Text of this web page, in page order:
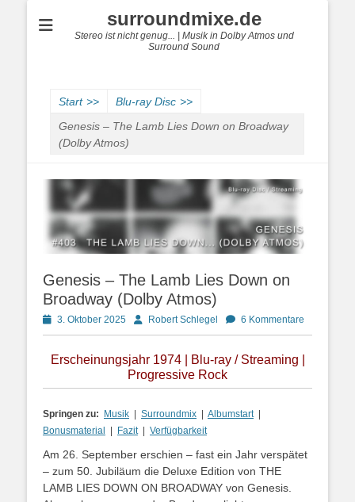
surroundmixe.de
Stereo ist nicht genug... | Musik in Dolby Atmos und
Surround Sound
Start >> Blu-ray Disc >>
Genesis – The Lamb Lies Down on Broadway
(Dolby Atmos)
Genesis – The Lamb Lies Down on
Broadway (Dolby Atmos)
Posted
on
3. Oktober 2025 AutorRobert Schlegel 6 Kommentare
Erscheinungsjahr 1974 | Blu-ray / Streaming |
Progressive Rock
Springen zu: Musik Surroundmix Albumstart|
Bonusmaterial
Fazit| Verfügbarkeit
Am 26. September erschien – fast ein Jahr verspätet
– zum 50. Jubiläum die Deluxe Edition von THE
LAMB LIES DOWN ON BROADWAY von Genesis.